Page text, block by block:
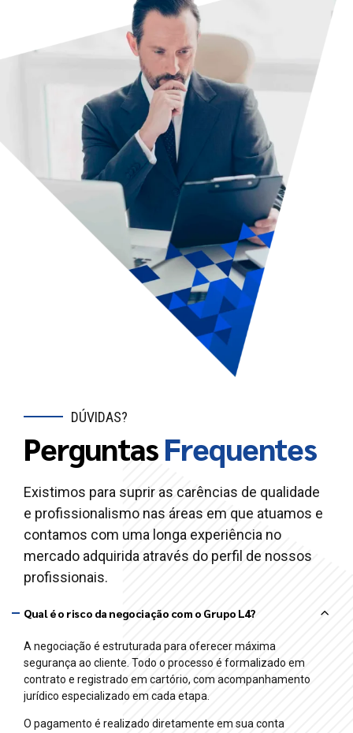
DÚVIDAS?
PerguntasFrequentes
Existimos para suprir as carências de qualidade
e profissionalismo nas áreas em que atuamos e
contamos com uma longa experiência no
mercado adquirida através do perfil de nossos
profissionais.
Qual é o risco da negociação com o Grupo L4?
A negociação é estruturada para oferecer máxima
segurança ao cliente. Todo o processo é formalizado em
contrato e registrado em cartório, com acompanhamento
jurídico especializado em cada etapa.
O pagamento é realizado diretamente em sua conta